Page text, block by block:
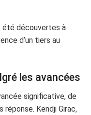
été découvertes à
d’un tiers au
les avancées
significative, de
Kendji Girac,